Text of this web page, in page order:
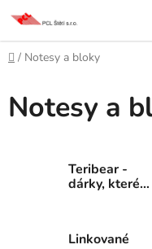
Přejít
obsah
Domů
/ Notesy a bloky
Notesy a
Teribear -
dárky, které
Linkované